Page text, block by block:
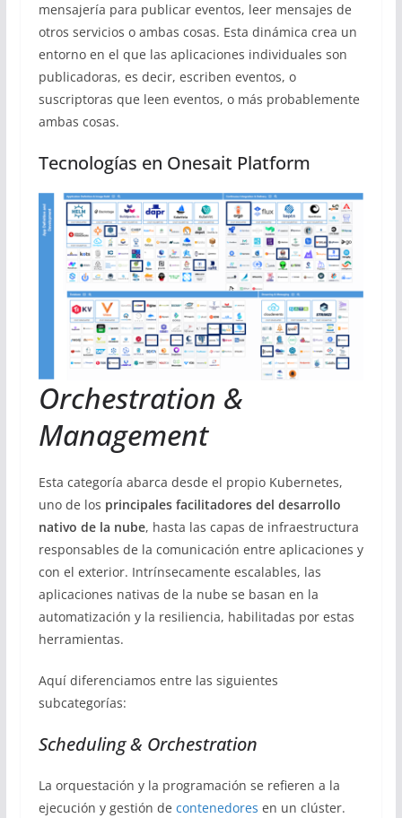
mensajería para publicar eventos, leer mensajes de
otros servicios o ambas cosas. Esta dinámica crea un
entorno en el que las aplicaciones individuales son
publicadoras, es decir, escriben eventos, o
suscriptoras que leen eventos, o más probablemente
ambas cosas.
Tecnologías en Onesait Platform
Orchestration &
Management
Esta categoría abarca desde el propio Kubernetes,
uno de los principales facilitadores del desarrollo
nativo de la nube, hasta las capas de infraestructura
responsables de la comunicación entre aplicaciones y
con el exterior. Intrínsecamente escalables, las
aplicaciones nativas de la nube se basan en la
automatización y la resiliencia, habilitadas por estas
herramientas.
Aquí diferenciamos entre las siguientes
subcategorías:
Scheduling & Orchestration
La orquestación y la programación se refieren a la
ejecución y gestión de contenedores en un clúster.